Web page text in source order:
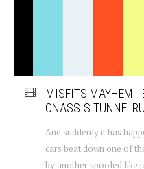
MISFITS MAYHEM -
ONASSIS
And suddenly it has
cars beat down one of
by another spooled like